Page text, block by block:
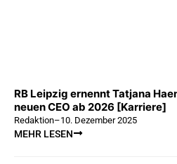
RB Leipzig ernennt Tatjana
neuen CEO ab 2026 [Karriere]
Redaktion–10. Dezember 2025
MEHR LESEN